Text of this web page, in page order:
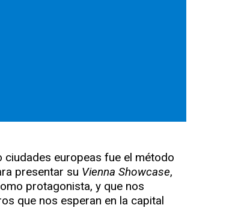
ciudades europeas fue el método
presentar su Vienna Showcase,
protagonista, y que nos
que nos esperan en la capital